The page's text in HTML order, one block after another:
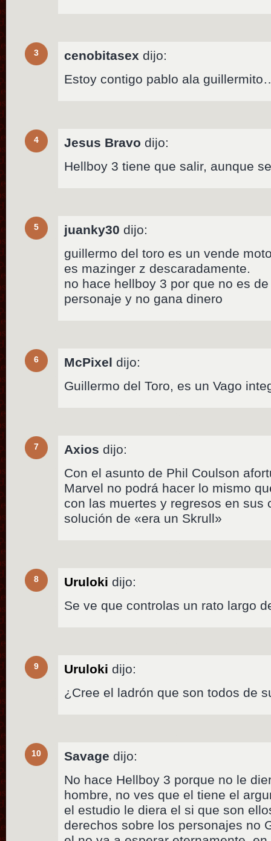
3 cenobitasex dijo:
Estoy contigo pablo ala
4 Jesus Bravo dijo:
Hellboy 3 tiene que salir, aunque
5 juanky30 dijo:
guillermo del toro es un vende
es mazinger z descaradamente.
no hace hellboy 3 por que no es
personaje y no gana dinero
6 McPixel dijo:
Guillermo del Toro, es un Vago
7 Axios dijo:
Con el asunto de Phil Coulson
Marvel no podrá hacer lo mismo
con las muertes y regresos en sus
solución de «era un Skrull»
8 Uruloki dijo:
Se ve que controlas un rato largo
9 Uruloki dijo:
¿Cree el ladrón que son todos de
10 Savage dijo:
No hace Hellboy 3 porque no le
hombre, no ves que el tiene el
el estudio le diera el si que son
derechos sobre los personajes no